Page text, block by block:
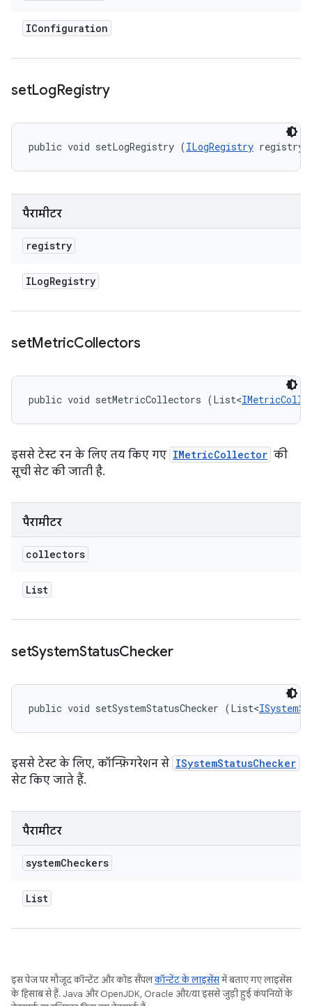
IConfiguration
setLogRegistry
public void setLogRegistry (ILogRegistry registry)
पैरामीटर
registry
ILogRegistry
setMetricCollectors
public void setMetricCollectors (List<
इससे टेस्ट रन के लिए तय किए गए IMetricCollector की
सूची सेट की जाती है.
पैरामीटर
collectors
List
setSystemStatusChecker
public void setSystemStatusChecker (List<
इससे टेस्ट के लिए, कॉन्फ़िगरेशन से ISystemStatusChecker
सेट किए जाते हैं.
पैरामीटर
systemCheckers
List
इस पेज पर मौजूद कॉन्टेंट और कोड सैंपलकॉन्टेंट के लाइसेंसमें बताए गए लाइसेंस
के हिसाब से हैं. Java और OpenJDK, Oracle और/या इससे जुड़ी हुई कंपनियों के